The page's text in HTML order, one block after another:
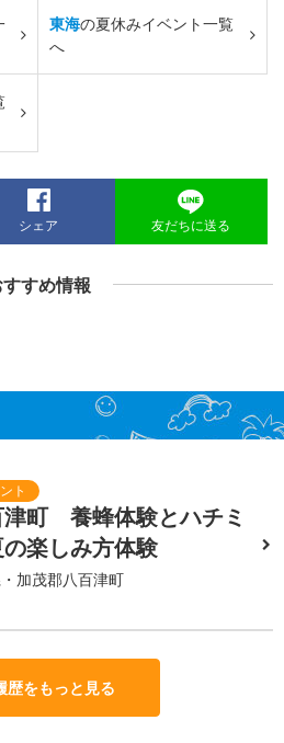
東海の夏休みイベント一覧
へ
シェア 友だちに送る
すめ情報
津町 養蜂体験とハチミ
楽しみ方体験
加茂郡八百津町
歴をもっと見る